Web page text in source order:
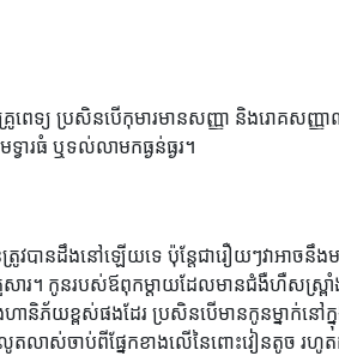
គ្រូពេទ្យ ប្រសិនបើកុមារមានសញ្ញា និងរោគសញ្
ារធំ ឬទល់លាមកធ្ងន់ធ្ងរ។
បានដឹងនៅឡើយទេ ប៉ុន្តែជារឿយៗវាអាចនឹងម
ារ។ កូនរបស់ឪពុកម្តាយដែលមានជំងឺហឺសស្ព្រាំ
ានិភ័យខ្ពស់ផងដែរ ប្រសិនបើមានកូនម្នាក់នៅ
លូតលាស់ចាប់ពីផ្នែកខាងលើនៃពោះវៀនតូច រ